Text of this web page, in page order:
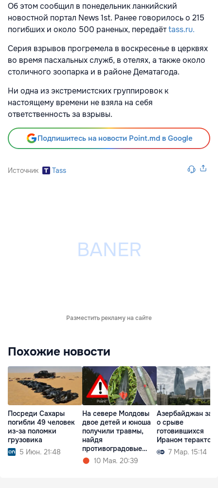
Об этом сообщил в понедельник ланкийский
новостной портал News 1st. Ранее говорилось о 215
погибших и около 500 раненых, передаётtass.ru.
Серия взрывов прогремела в воскресенье в церквях
во время пасхальных служб, в отелях, а также около
столичного зоопарка и в районе Дематагода.
Ни одна из экстремистских группировок к
настоящему времени не взяла на себя
ответственность за взрывы.
Подпишитесь на новости Point.md в Google
Источник Tass
Разместить рекламу на сайте
Похожие новости
Посреди Сахары
погибли 49 человек
из-за поломки
грузовика
5 Июн. 21:48
На севере Молдовы
двое детей и юноша
получили травмы,
найдя
противоградовые
ракеты10 Мая. 20:39
Азербайджан
о срыве
готовившихся
Ираном терактов
7 Мар. 15:14